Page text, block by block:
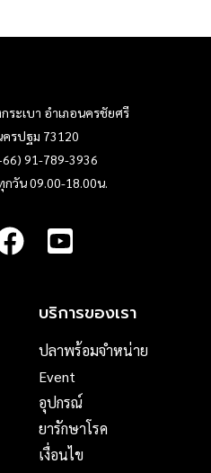
ระเบา อำเภอนครชัยศรี
รปฐม 73120
91-789-3936
กวัน 09.00-18.00น.
บริการของเรา
ปลาพร้อมจำหน่าย
Event
อุปกรณ์
ยารักษาโรค
เงื่อนไข